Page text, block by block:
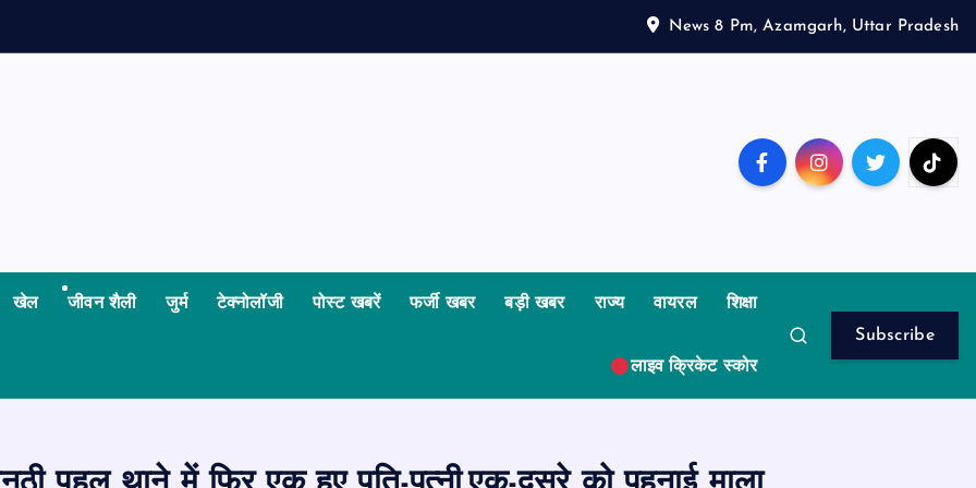
News 8 Pm, Azamgarh, Uttar Pradesh
खेल जीवन शैली जुर्म टेक्नोलॉजी पोस्ट खबरें फर्जी खबर बड़ी खबर राज्य वायरल शिक्षा
लाइव क्रिकेट स्कोर
Subscribe